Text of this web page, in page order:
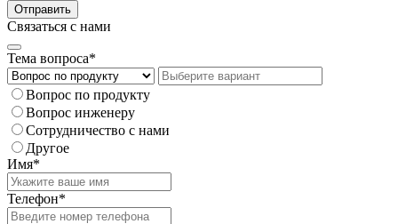
Отправить
Связаться с нами
Тема вопроса*
Вопрос по продукту
Вопрос инженеру
Сотрудничество с нами
Другое
Имя*
Телефон*